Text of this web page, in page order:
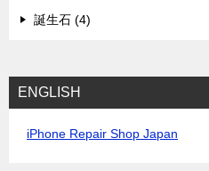
誕生石 (4)
ENGLISH
iPhone Repair Shop Japan